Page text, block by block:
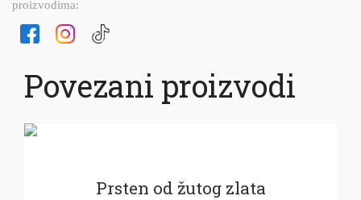
proizvodima:
Povezani proizvodi
Prsten od žutog zlata